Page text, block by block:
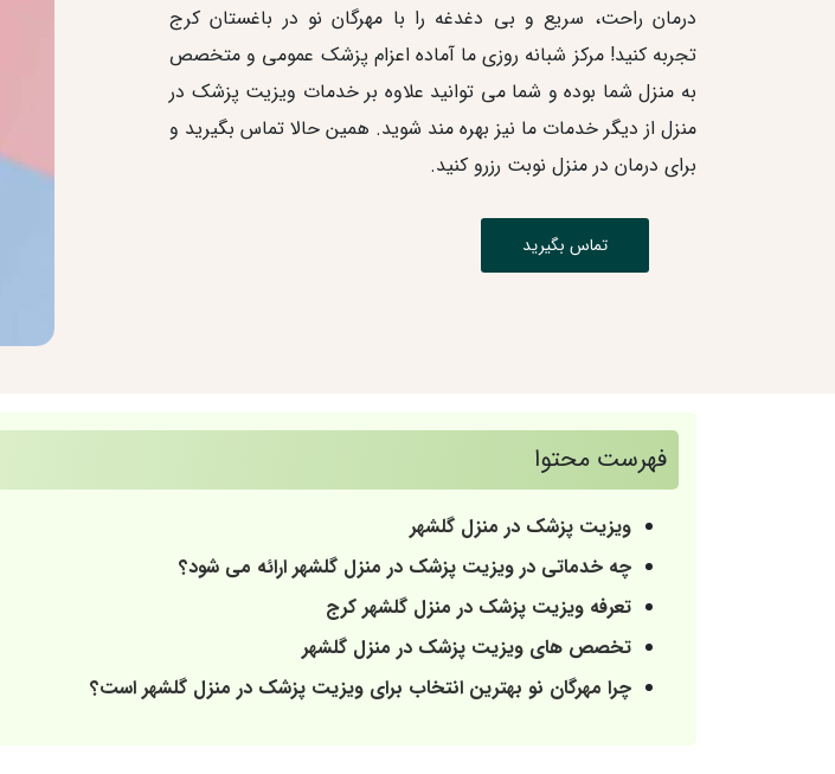
درمان راحت، سریع و بی دغدغه را با مهرگان نو در باغستان کرج
تجربه کنید! مرکز شبانه روزی ما آماده اعزام پزشک عمومی و متخصص
به منزل شما بوده و شما می توانید علاوه بر خدمات ویزیت پزشک در
منزل از دیگر خدمات ما نیز بهره مند شوید. همین حالا تماس بگیرید و
برای درمان در منزل نوبت رزرو کنید.
تماس بگیرید
فهرست محتوا
ویزیت پزشک در منزل گلشهر
چه خدماتی در ویزیت پزشک در منزل گلشهر ارائه می شود؟
تعرفه ویزیت پزشک در منزل گلشهر کرج
تخصص های ویزیت پزشک در منزل گلشهر
چرا مهرگان نو بهترین انتخاب برای ویزیت پزشک در منزل گلشهر است؟